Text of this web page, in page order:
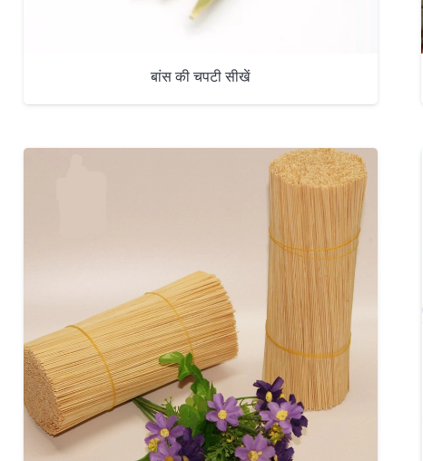
बांस की चपटी सीखें